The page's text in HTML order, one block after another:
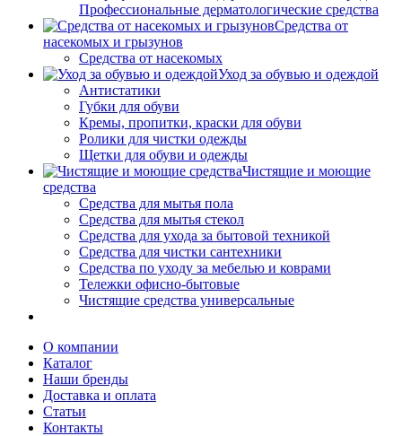
Профессиональные дерматологические средства
Средства от
насекомых и грызунов
Средства от насекомых
Уход за обувью и одеждой
Антистатики
Губки для обуви
Кремы, пропитки, краски для обуви
Ролики для чистки одежды
Щетки для обуви и одежды
Чистящие и моющие
средства
Средства для мытья пола
Средства для мытья стекол
Средства для ухода за бытовой техникой
Средства для чистки сантехники
Средства по уходу за мебелью и коврами
Тележки офисно-бытовые
Чистящие средства универсальные
О компании
Каталог
Наши бренды
Доставка и оплата
Статьи
Контакты